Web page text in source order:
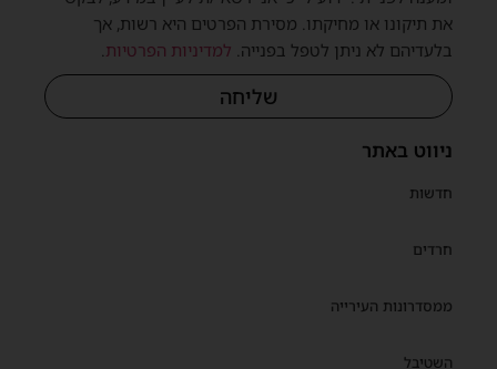
ניווט באתר
חדשות
חרדים
ממסדרונות העירייה
השטיבל
את תיקונו או מחיקתו. מסירת הפרטים היא רשות, אך
בלעדיהם לא ניתן לטפל בפנייה. למדיניות הפרטיות.
שליחה